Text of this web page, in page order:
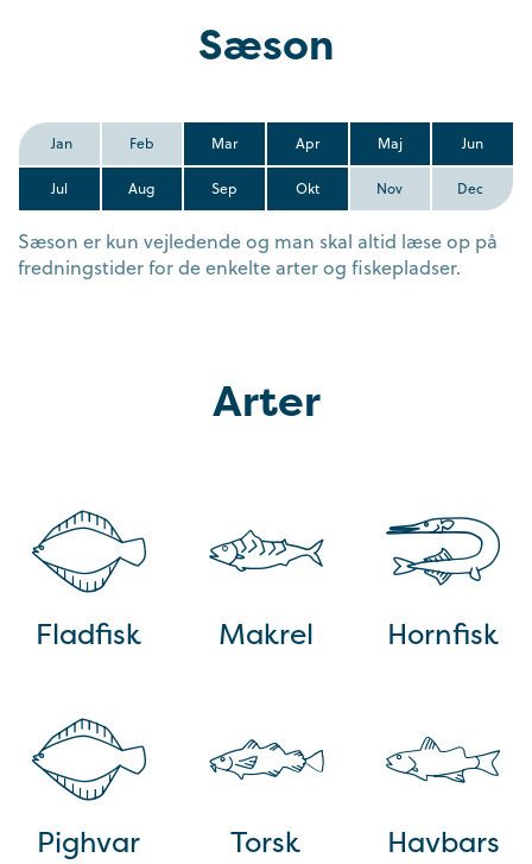
Sæson
Jan Feb Mar Apr Maj Jun
Jul Aug Sep Okt Nov Dec
Sæson er kun vejledende og man skal altid læse op på
fredningstider for de enkelte arter og fiskepladser.
Arter
Fladfisk Makrel Hornfisk
Pighvar Torsk Havbars